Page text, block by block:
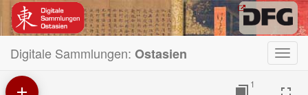
Digitale Sammlungen: Ostasien
1